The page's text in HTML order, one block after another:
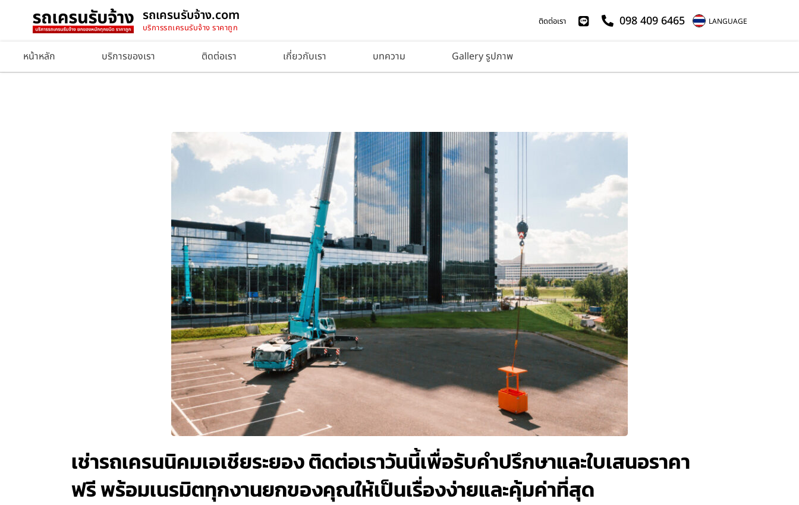
รถเครนรับจ้าง.com
บริการรถเครนรับจ้าง ราคาถูก
ติดต่อเรา 098 409 6465 LANGUAGE
หน้าหลัก บริการของเรา ติดต่อเรา เกี่ยวกับเรา บทความ Gallery รูปภาพ
เช่ารถเครนนิคมเอเชียระยอง ติดต่อเราวันนี้เพื่อรับคำปรึกษาและใบเสนอราคา
ฟรี พร้อมเนรมิตทุกงานยกของคุณให้เป็นเรื่องง่ายและคุ้มค่าที่สุด